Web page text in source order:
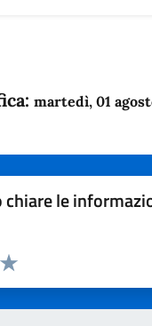
martedì, 01
chiare le
la pagina
5 stelle su 5
4 stelle su 5
stelle su 5
su 5
5